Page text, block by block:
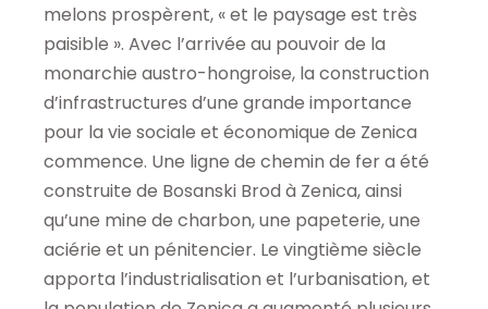
melons prospèrent, « et le paysage est très
paisible ». Avec l’arrivée au pouvoir de la
monarchie austro-hongroise, la construction
d’infrastructures d’une grande importance
pour la vie sociale et économique de Zenica
commence. Une ligne de chemin de fer a été
construite de Bosanski Brod à Zenica, ainsi
qu’une mine de charbon, une papeterie, une
aciérie et un pénitencier. Le vingtième siècle
apporta l’industrialisation et l’urbanisation, et